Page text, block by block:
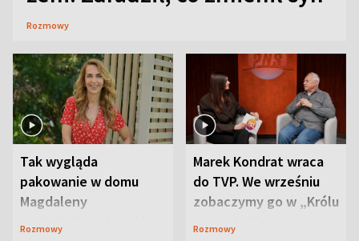
Rozmowy
Tak wygląda
pakowanie w domu
Magdaleny
Waligórskiej-Lisieckiej.
Rozmowy
Marek Kondrat wraca
do TVP. We wrześniu
zobaczymy go w „Królu
Maciusiu I”
Rozmowy